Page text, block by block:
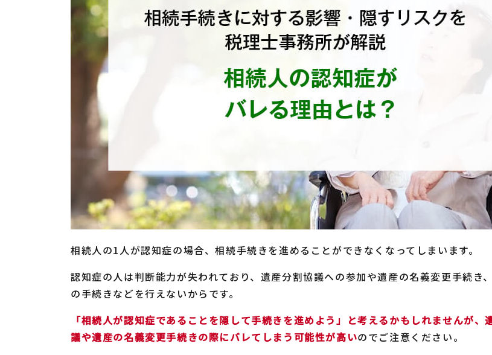
相続人の1人が認知症の場合、相続手続きを進めることができなくなってしまいます。
認知症の人は判断能力が失われており、遺産分割協議への参加や遺産の名義変更手続き
の手続きなどを行えないからです。
「相続人が認知症であることを隠して手続きを進めよう」と考えるかもしれませんが、
議や遺産の名義変更手続きの際にバレてしまう可能性が高いのでご注意ください。